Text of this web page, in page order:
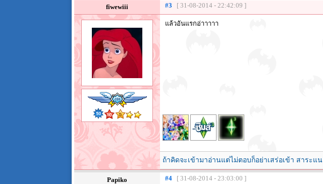
fiwewiii #3 [ 31-08-2014 - 22:42:09 ]
แล้วอันแรกอ่าาาาา
ถ้าคิดจะเข้ามาอ่านแต่ไม่ตอบก็อย่าเสร่อเข้า สาระแน
Papiko #4 [ 31-08-2014 - 23:03:00 ]